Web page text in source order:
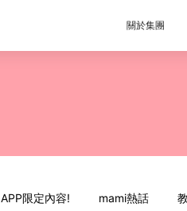
關於集團
APP限定內容! mami熱話